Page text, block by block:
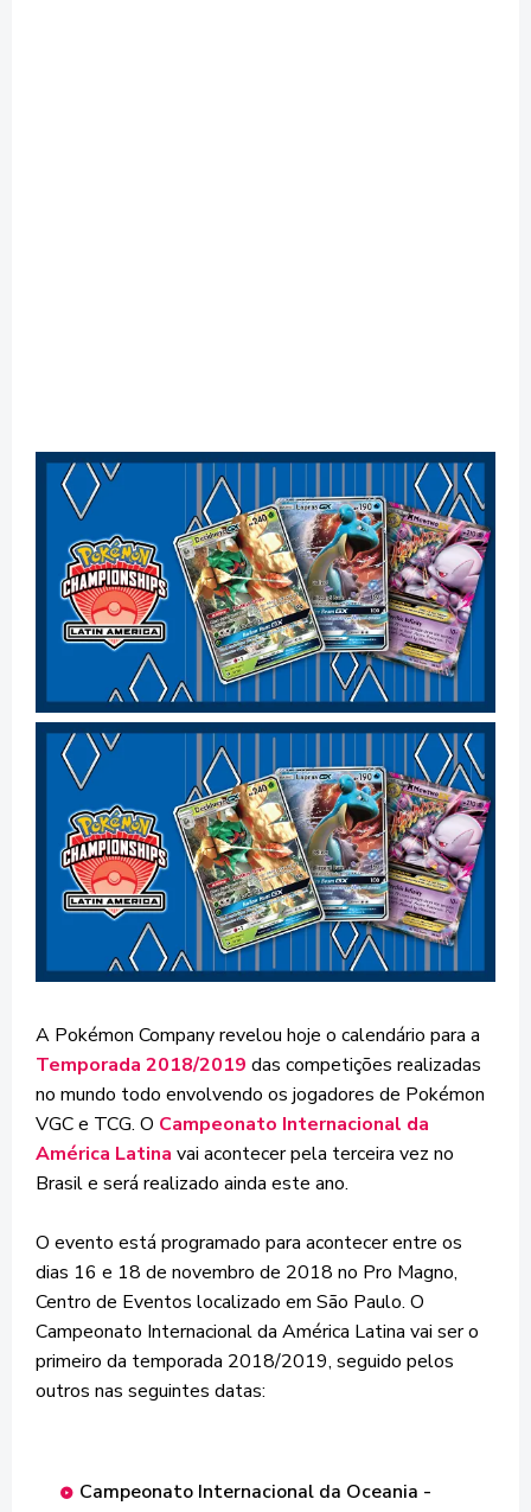
A Pokémon Company revelou hoje o calendário para a
Temporada 2018/2019 das competições realizadas
no mundo todo envolvendo os jogadores de Pokémon
VGC e TCG. O Campeonato Internacional da
América Latina vai acontecer pela terceira vez no
Brasil e será realizado ainda este ano.
O evento está programado para acontecer entre os
dias 16 e 18 de novembro de 2018 no Pro Magno,
Centro de Eventos localizado em São Paulo. O
Campeonato Internacional da América Latina vai ser o
primeiro da temporada 2018/2019, seguido pelos
outros nas seguintes datas:
Campeonato Internacional da Oceania -